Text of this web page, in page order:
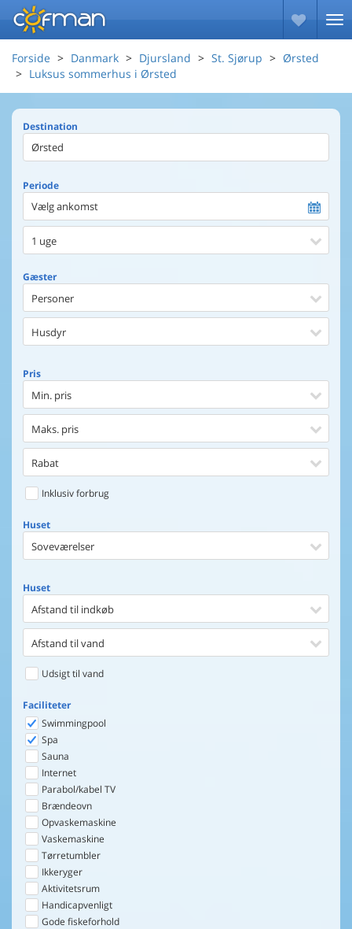
Forside Danmark Djursland St. Sjørup
Ørsted
Luksus sommerhus i Ørsted
Destination
Periode
Vælg ankomst
1 uge
Gæster
Personer
Husdyr
Pris
Min. pris
Maks. pris
Rabat
Inklusiv forbrug
Huset
Soveværelser
Huset
Afstand til indkøb
Afstand til vand
Udsigt til vand
Faciliteter
Swimmingpool
Spa
Sauna
Internet
Parabol/kabel TV
Brændeovn
Opvaskemaskine
Vaskemaskine
Tørretumbler
Ikkeryger
Aktivitetsrum
Handicapvenligt
Gode fiskeforhold